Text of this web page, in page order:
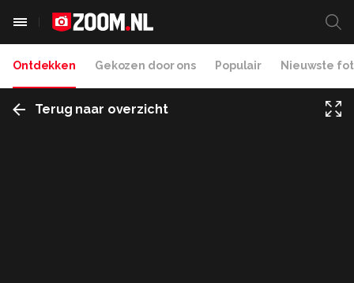
Ontdekken Gekozen door ons Populair Nieuwste
Terug naar overzicht